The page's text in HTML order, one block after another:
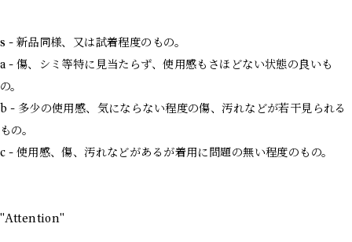
s - 新品同様、又は試着程度のもの。
a - 傷、シミ等特に見当たらず、使用感もさほどない状態の良いも
の。
b - 多少の使用感、気にならない程度の傷、汚れなどが若干見られる
もの。
c - 使用感、傷、汚れなどがあるが着用に問題の無い程度のもの。
"Attention"